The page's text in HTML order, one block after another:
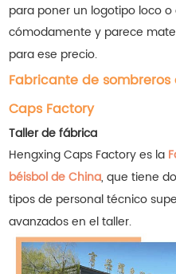
para poner un logotipo loco o
cómodamente y parece
para ese precio.
Fabricante de
Caps Factory
Taller de fábrica
Hengxing Caps Factory es la
béisbol de China, que tiene
tipos de personal técnico
avanzados en el taller.